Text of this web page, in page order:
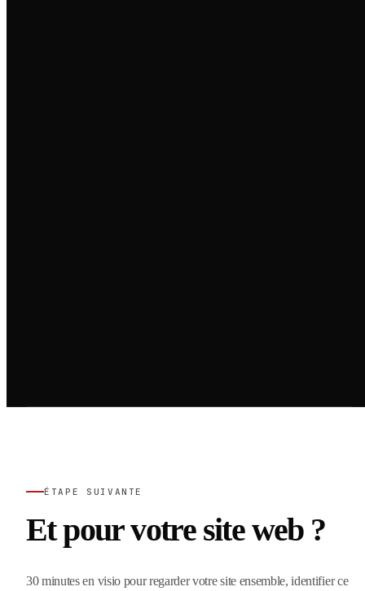
ÉTAPE SUIVANTE
Et pour votre site web ?
30 minutes en visio pour regarder votre site ensemble, identifier ce